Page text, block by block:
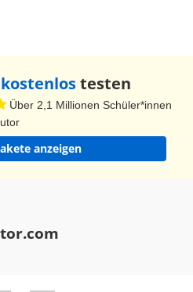
kostenlostesten
Über 2,1 Millionen Schüler*innen
anzeigen